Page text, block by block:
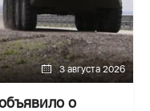
3 августа 2026
о